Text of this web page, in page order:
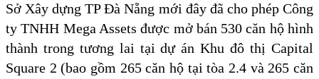
Sở Xây dựng TP Đà Nẵng mới đây đã cho phép Công
ty TNHH Mega Assets được mở bán 530 căn hộ hình
thành trong tương lai tại dự án Khu đô thị Capital
Square 2 (bao gồm 265 căn hộ tại tòa 2.4 và 265 căn